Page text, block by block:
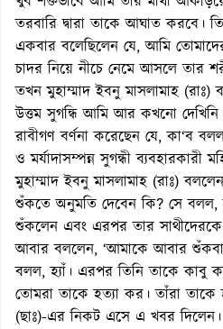
তরবারি দ্বারা তাকে আঘাত করবে।
একবার বলেছিলেন যে, আমি
চাদর নিয়ে নীচে নেমে আসলে তার
তখন মুহাম্মাদ ইবনু মাসলামাহ
উত্তম সুগন্ধি আমি আর কখনো
রাবীগণ বর্ণনা করেছেন যে, কা‘ব
ও মর্যাদাসম্পন্ন সুগন্ধী
মুহাম্মাদ ইবনু মাসলামাহ (রাঃ)
শুঁকতে অনুমতি দেবেন কি? সে বলল,
শুঁকলেন এবং এরপর তার
আবার বললেন, ‘আমাকে আবার
বলল, হ্যাঁ। এরপর তিনি তাকে কাবু
তোমরা তাকে হত্যা কর। তাঁরা
(ছাঃ)-এর নিকট এসে এ খবর দিলেন।